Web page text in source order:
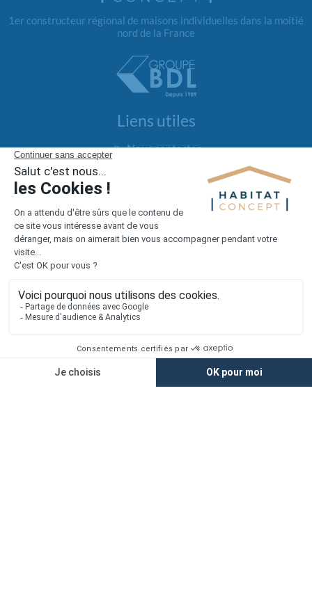
1er constructeur régional de maisons individuelles dans la moitié
nord de la France
Liens utiles
Nous contacter
Mentions légales
Vie privée
Plan du site
Accès rapide
Nos agences
Maisons + Terrains